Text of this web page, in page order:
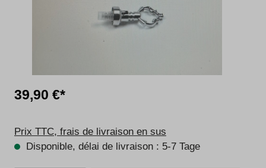
39,90 €*
Prix TTC, frais de livraison en sus
Disponible, délai de livraison : 5-7 Tage